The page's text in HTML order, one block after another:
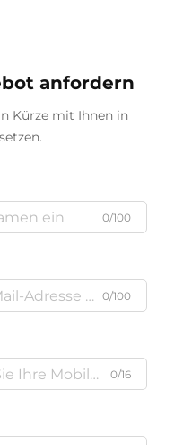
anfordern
Kürze mit Ihnen in
0/100
0/100
0/16